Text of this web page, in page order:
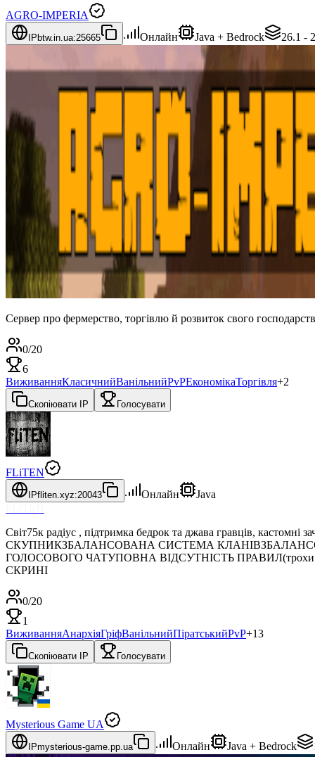
AGRO-IMPERIA
IP btw.in.ua:25665 Онлайн Java + Bedrock 26.1 -
Сервер про фермерство, торгівлю й розвиток свого
0/20
6
ВиживанняКласичнийВанільнийPvPЕкономікаТоргівля+2
Скопіювати IP Голосувати
FLiTEN
IPfliten.xyz:20043 Онлайн
Java
Світ75к радіус , підтримка бедрок та джава гравців,
СКУПНИКЗБАЛАНСОВАНА СИСТЕМА
ГОЛОСОВОГО ЧАТУПОВНА ВІДСУТНІСТЬ ПРАВИЛ(трохи
СКРИНІ
0/20
1
ВиживанняАнархіяГріфВанільнийПіратськийPvP+13
Скопіювати IP Голосувати
Mysterious Game UA
IPmysterious-game.pp.ua Онлайн Java + Bedrock